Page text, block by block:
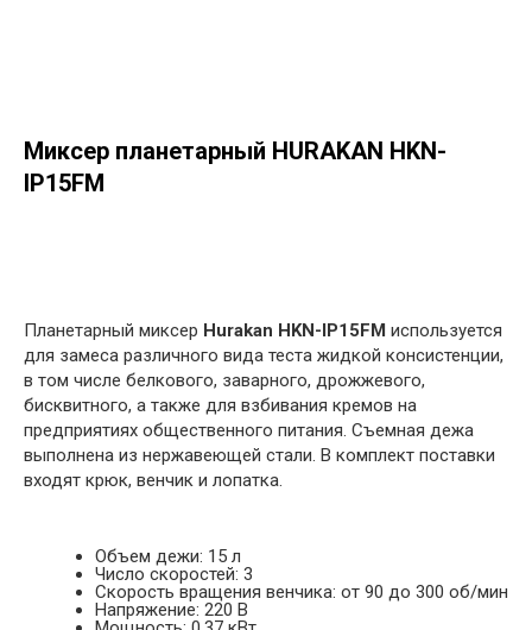
Миксер планетарный HURAKAN HKN-
IP15FМ
Планетарный миксер Hurakan HKN-IP15FМ используется
для замеса различного вида теста жидкой консистенции,
в том числе белкового, заварного, дрожжевого,
бисквитного, а также для взбивания кремов на
предприятиях общественного питания. Съемная дежа
выполнена из нержавеющей стали. В комплект поставки
входят крюк, венчик и лопатка.
Объем дежи: 15 л
Число скоростей: 3
Скорость вращения венчика: от 90 до 300 об/мин
Напряжение: 220 В